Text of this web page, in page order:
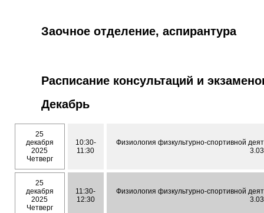
Заочное отделение, аспирантура
Расписание консультаций и
Декабрь
25
декабря
2025
Четверг
10:30-
11:30
Физиология физкультурно-спортивной
25
декабря
2025
Четверг
11:30-
12:30
Физиология физкультурно-спортивной